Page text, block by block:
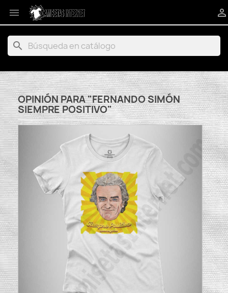
 
search
OPINIÓN PARA "FERNANDO SIMÓN
SIEMPRE POSITIVO"